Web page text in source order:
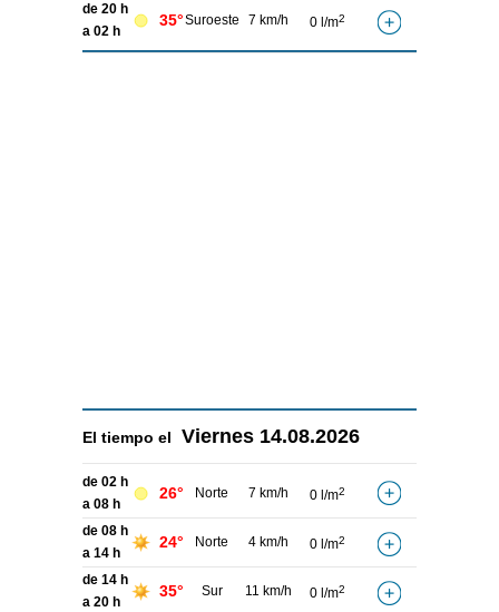
de 20 h
a 02 h
35°Suroeste 7 km/h 0 l/m2
El tiempo el Viernes 14.08.2026
de 02 h
a 08 h
26° Norte 7 km/h 0 l/m2
de 08 h
a 14 h
24° Norte 4 km/h 0 l/m2
de 14 h
a 20 h
35° Sur 11 km/h 0 l/m2